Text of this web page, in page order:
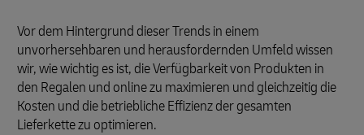
Vor dem Hintergrund dieser Trends in einem
unvorhersehbaren und herausfordernden Umfeld wissen
wir, wie wichtig es ist, die Verfügbarkeit von Produkten in
den Regalen und online zu maximieren und gleichzeitig die
Kosten und die betriebliche Effizienz der gesamten
Lieferkette zu optimieren.